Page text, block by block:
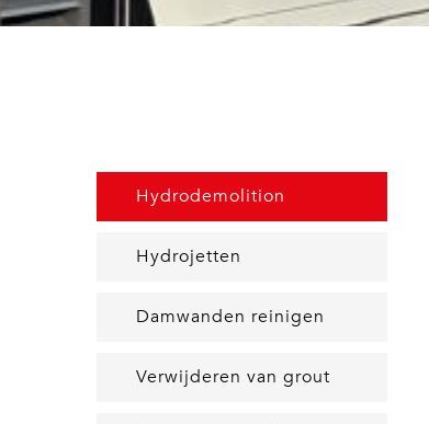
Hydrodemolition
Hydrojetten
Damwanden reinigen
Verwijderen van grout